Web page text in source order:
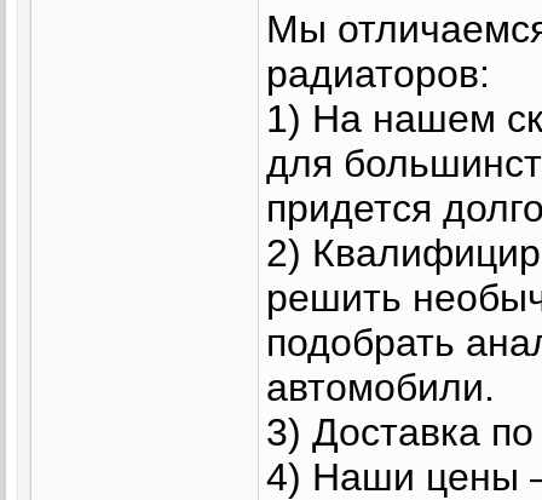
Мы
радиаторов:
1) На нашем
для
придется
2)
решить
подобрать
автомобили.
3) Доставка
4) Наши цены